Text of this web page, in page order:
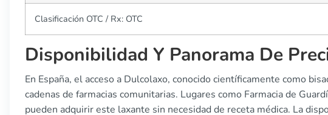
Clasificación OTC / Rx: OTC
Disponibilidad Y Panorama De
En España, el acceso a Dulcolaxo, conocido científicamente como
cadenas de farmacias comunitarias. Lugares como Farmacia de
pueden adquirir este laxante sin necesidad de receta médica. La